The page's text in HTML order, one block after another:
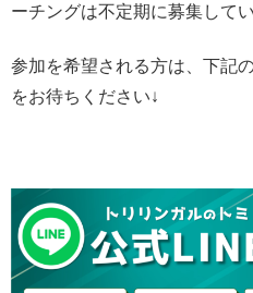
ーチングは不定期に募集してい
参加を希望される方は、下記
をお待ちください↓